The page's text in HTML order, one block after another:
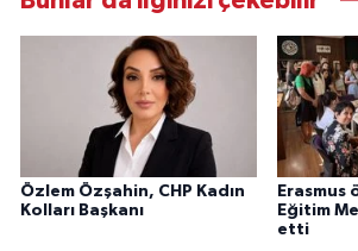
Özlem Özşahin, CHP Kadın
Kolları Başkanı
Erasmus
Eğitim
etti